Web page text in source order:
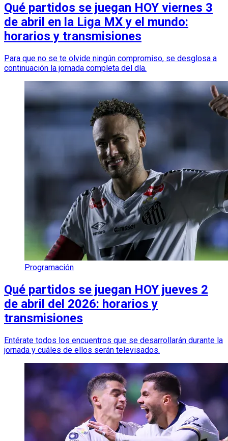
Qué partidos se juegan HOY viernes 3
de abril en la Liga MX y el mundo:
horarios y transmisiones
Para que no se te olvide ningún compromiso, se desglosa a
continuación la jornada completa del día.
Programación
Qué partidos se juegan HOY jueves 2
de abril del 2026: horarios y
transmisiones
Entérate todos los encuentros que se desarrollarán durante la
jornada y cuáles de ellos serán televisados.